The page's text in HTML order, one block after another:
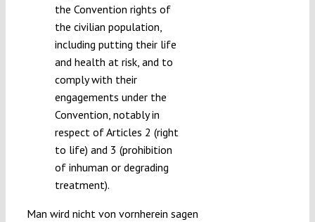
the Convention rights of
the civilian population,
including putting their life
and health at risk, and to
comply with their
engagements under the
Convention, notably in
respect of Articles 2 (right
to life) and 3 (prohibition
of inhuman or degrading
treatment).
Man wird nicht von vornherein sagen